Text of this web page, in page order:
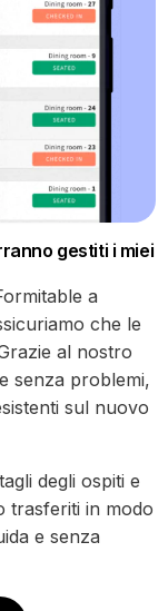
gestiti i miei
a
che le
al nostro
senza problemi,
sul nuovo
degli ospiti e
trasferiti in modo
e senza